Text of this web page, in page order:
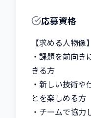
応募資格
【求める人物像】
・課題を前向
きる方
・新しい技術や
とを楽しめる方
・チームで協